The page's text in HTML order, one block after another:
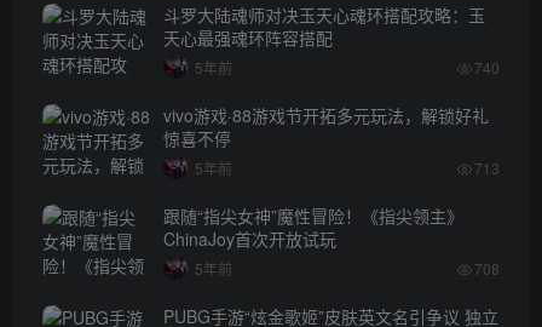
斗罗大陆魂师对决玉天心魂环搭配攻略：玉
天心最强魂环阵容搭配
5年前 740
vivo游戏·88游戏节开拓多元玩法，解锁好礼
惊喜不停
5年前 713
跟随“指尖女神”魔性冒险！《指尖领主》
ChinaJoy首次开放试玩
5年前 708
PUBG手游“炫金歌姬”皮肤英文名引争议 独立